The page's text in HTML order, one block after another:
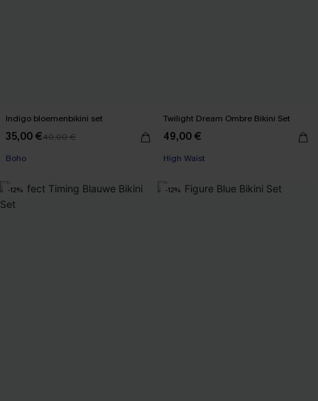
Indigo bloemenbikini set
35,00 €40,00 €
Boho
Twilight Dream Ombre Bikini Set
49,00 €
High Waist
-12% -12%